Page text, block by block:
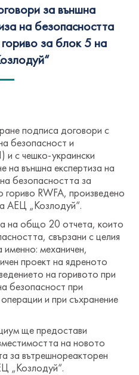
за външна
на безопасността
за блок 5 на
подписа договори с
безопасност и
с чешко-украински
на външна експертиза на
безопасността за
гориво RWFA, произведено
АЕЦ „Козлодуй“.
на общо 20 отчета, които
свързани с целия
именно: механичен,
проект на ядреното
на горивото при
безопасност при
и при съхранение
ще предостави
на новото
за вътрешнореакторен
„Козлодуй“.